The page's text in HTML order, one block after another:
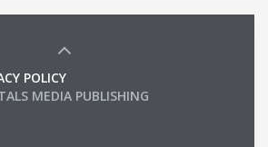
POLICY
MEDIA PUBLISHING